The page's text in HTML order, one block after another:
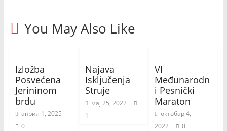
You May Also Like
Izložba
Posvećena
Jerininom
brdu
април 1, 2025
0
Najava
Isključenja
Struje
мај 25, 2022
1
VI
Međunarodn
i Pesnički
Maraton
октобар 4,
2022
0